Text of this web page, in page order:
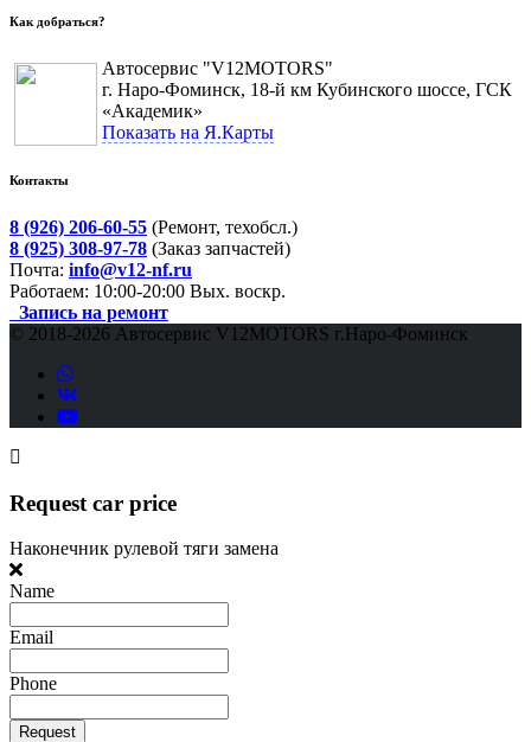
Как добраться?
Автосервис "V12MOTORS"
г. Наро-Фоминск, 18-й км Кубинского шоссе, ГСК
«Академик»
Показать на Я.Карты
Контакты
8 (926) 206-60-55 (Ремонт, техобсл.)
8 (925) 308-97-78 (Заказ запчастей)
Почта: info@v12-nf.ru
Работаем: 10:00-20:00 Вых. воскр.
Запись на ремонт
© 2018-2026 Автосервис V12MOTORS г.Наро-Фоминск
Request car price
Наконечник рулевой тяги замена
Name
Email
Phone
Request